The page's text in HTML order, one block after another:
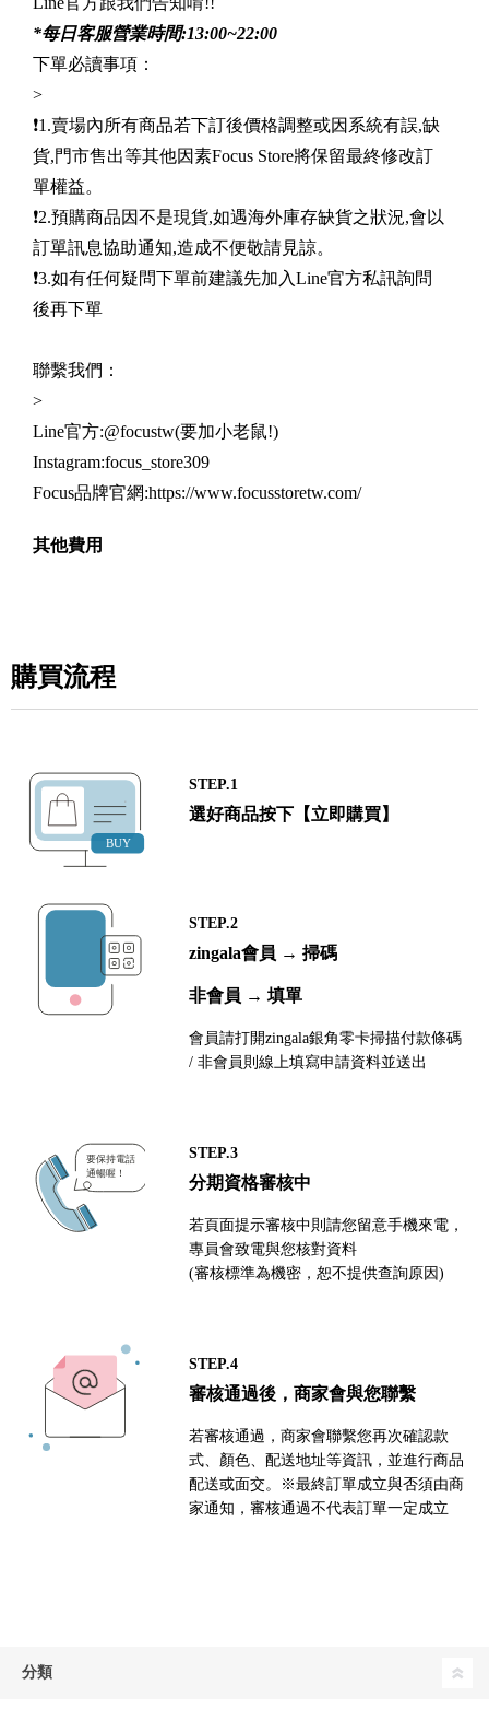
*每日客服營業時間:13:00~22:00
下單必讀事項：
>
❗️1.賣場內所有商品若下訂後價格調整或因系統有誤,缺
貨,門市售出等其他因素Focus Store將保留最終修改訂
單權益。
❗️2.預購商品因不是現貨,如遇海外庫存缺貨之狀況,會以
訂單訊息協助通知,造成不便敬請見諒。
❗️3.如有任何疑問下單前建議先加入Line官方私訊詢問
後再下單
聯繫我們：
>
Line官方:@focustw(要加小老鼠!)
Instagram:focus_store309
Focus品牌官網:https://www.focusstoretw.com/
其他費用
購買流程
STEP.1
選好商品按下【立即購買】
STEP.2
zingala會員 → 掃碼
非會員 → 填單
會員請打開zingala銀角零卡掃描付款條碼
/ 非會員則線上填寫申請資料並送出
STEP.3
分期資格審核中
若頁面提示審核中則請您留意手機來電，
專員會致電與您核對資料
(審核標準為機密，恕不提供查詢原因)
STEP.4
審核通過後，商家會與您聯繫
若審核通過，商家會聯繫您再次確認款
式、顏色、配送地址等資訊，並進行商品
配送或面交。※最終訂單成立與否須由商
家通知，審核通過不代表訂單一定成立
分類